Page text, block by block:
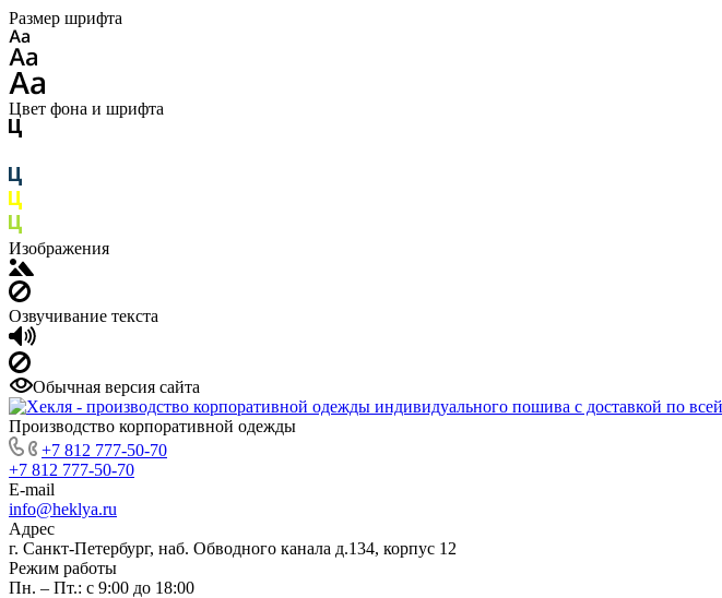
Размер шрифта
Цвет фона и шрифта
Изображения
Озвучивание текста
Обычная версия сайта
Производство корпоративной одежды
+7 812 777-50-70
+7 812 777-50-70
E-mail
info@heklya.ru
Адрес
г. Санкт-Петербург, наб. Обводного канала д.134, корпус 12
Режим работы
Пн. – Пт.: с 9:00 до 18:00